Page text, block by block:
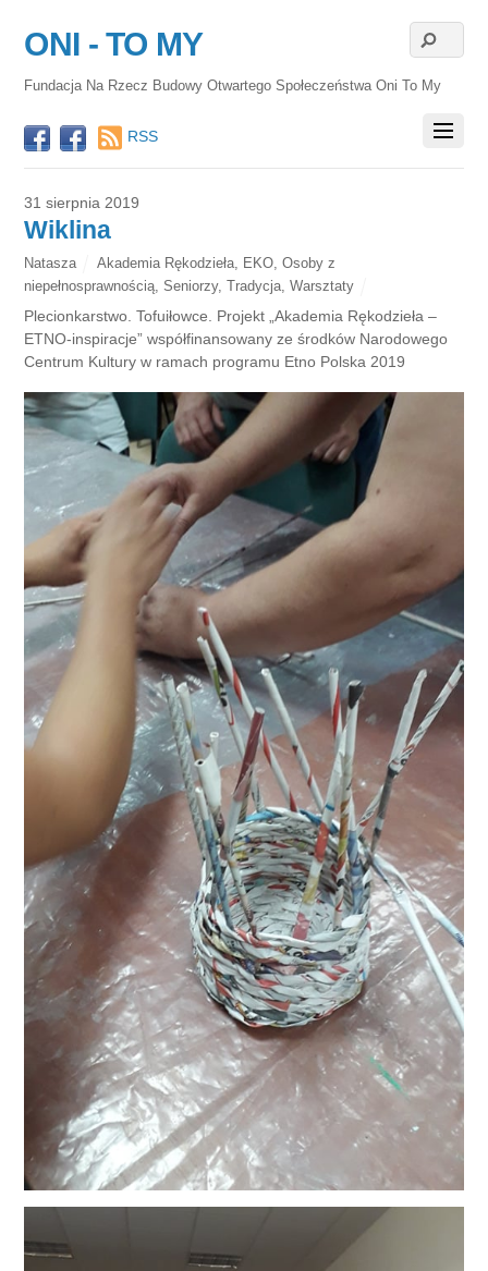
ONI - TO MY
Fundacja Na Rzecz Budowy Otwartego Społeczeństwa Oni To My
RSS
31 sierpnia 2019
Wiklina
Natasza Akademia Rękodzieła EKO Osoby z
niepełnosprawnością ,Seniorzy,Tradycja ,Warsztaty
Plecionkarstwo. Tofuiłowce. Projekt „Akademia Rękodzieła –
ETNO-inspiracje” współfinansowany ze środków Narodowego
Centrum Kultury w ramach programu Etno Polska 2019